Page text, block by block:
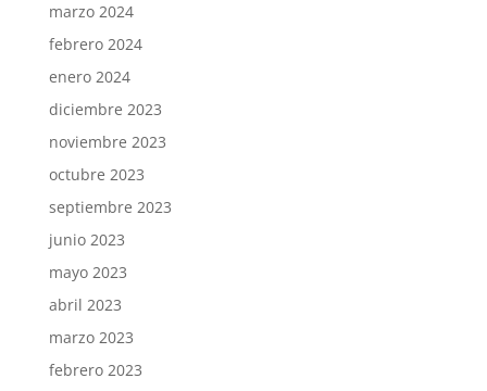
marzo 2024
febrero 2024
enero 2024
diciembre 2023
noviembre 2023
octubre 2023
septiembre 2023
junio 2023
mayo 2023
abril 2023
marzo 2023
febrero 2023